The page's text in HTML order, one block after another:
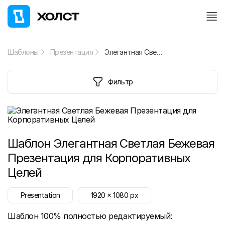
Шаблоны Презентация Элегантная Светлая Бежевая Презентация для Корпоративных Целей
Фильтр
Шаблон Элегантная Светлая Бежевая
Презентация для Корпоративных
Целей
Presentation 1920 x1080 px
Шаблон 100% полностью редактируемый: